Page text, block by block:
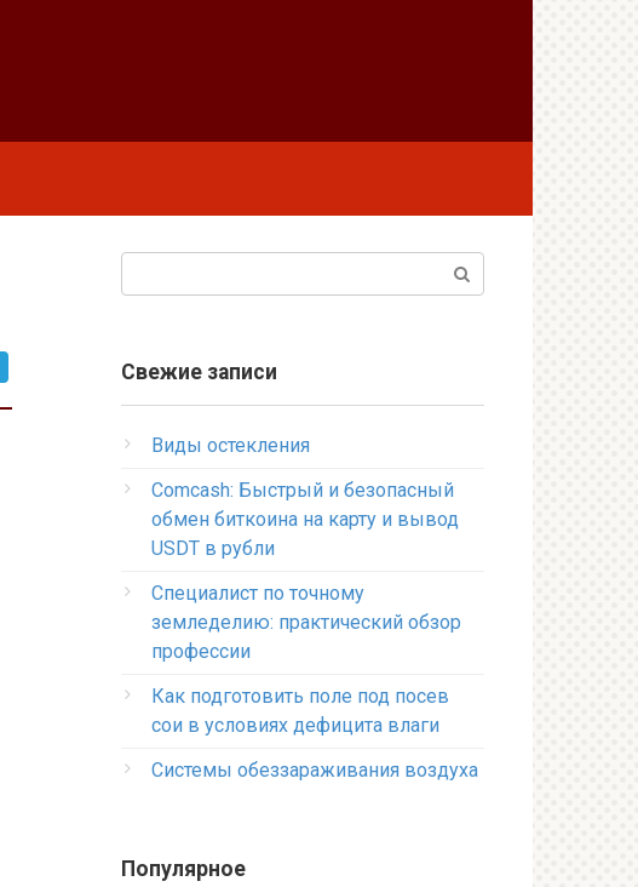
Свежие записи
Виды остекления
Comcash: Быстрый и безопасный
обмен биткоина на карту и вывод
USDT в рубли
Специалист по точному
земледелию: практический обзор
профессии
Как подготовить поле под посев
сои в условиях дефицита влаги
Системы обеззараживания воздуха
Популярное